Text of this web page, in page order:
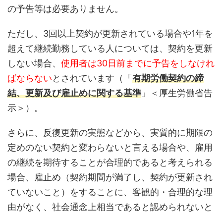
とめていき
に必要とさ
要素とは？
ダーが次の
ダーを育て
とめ：次世
リーダーは
だけでは出
ない 1. リー
に必要とさ
について人手不
足克服オンライ
ンサロン ...
効果的に ス
フの健康まで
一元管理で
め：「HR
がもたらす新
い人事手法に
り遅 ...
の予告等は必要ありません。
ただし、3回以上契約が更新されている場合や1年を
超えて継続勤務している人については、契約を更新
しない場合、 使用者は30日前までに予告をしなけれ
ばならないとされています（「 有期労働契約の締
結、更新及び雇止めに関する基準 」＜厚生労働省告
示＞）。
さらに、反復更新の実態などから、実質的に期限の
定めのない契約と変わらないと言える場合や、雇用
の継続を期待することが合理的であると考えられる
場合、雇止め（契約期間が満了し、契約が更新され
ていないこと）をすることに、客観的・合理的な理
由がなく、社会通念上相当であると認められないと